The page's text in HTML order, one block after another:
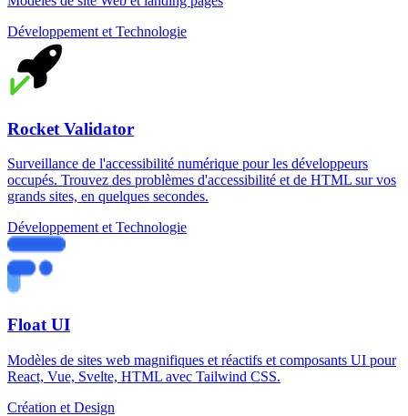
Développement et Technologie
Rocket Validator
Surveillance de l'accessibilité numérique pour les développeurs
occupés. Trouvez des problèmes d'accessibilité et de HTML sur vos
grands sites, en quelques secondes.
Développement et Technologie
Float UI
Modèles de sites web magnifiques et réactifs et composants UI pour
React, Vue, Svelte, HTML avec Tailwind CSS.
Création et Design